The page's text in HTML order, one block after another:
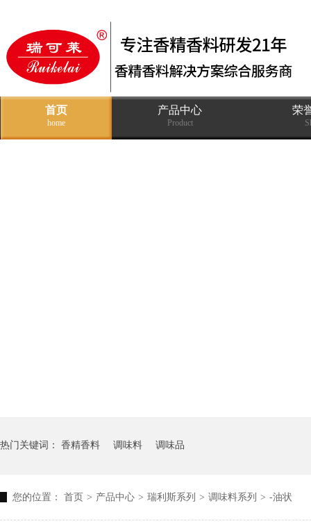
首页
home
产品中心
Product
荣
热门关键词： 香精香料 调味料 调味品
您的位置： 首页 > 产品中心 > 瑞利斯系列 > 调味料系列 > -油状